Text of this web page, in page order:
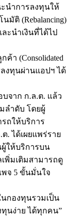
ะนำการลงทุนให้
ติ (Rebalancing)
ะนำเงินที่ได้ไป
า (Consolidated
ลงทุนผ่านแอปฯ ได้
จาก ก.ล.ต. แล้ว
ลำดับ โดยผู้
ถให้บริการ
. ได้เผยแพร่ราย
ให้บริการบน
เพิ่มเติมสามารถดู
พจ 5 ขั้นมั่นใจ
นกองทุนรวมเป็น
ทุนง่าย ได้ทุกคน”